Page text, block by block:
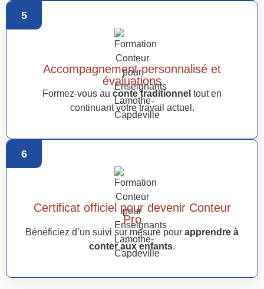
5
Accompagnement personnalisé et
évaluations
Formez-vous au conte traditionnel tout en
continuant votre travail actuel.
6
Certificat officiel pour devenir Conteur
Pro
Bénéficiez d’un suivi sur mesure pour apprendre à
conter aux enfants.